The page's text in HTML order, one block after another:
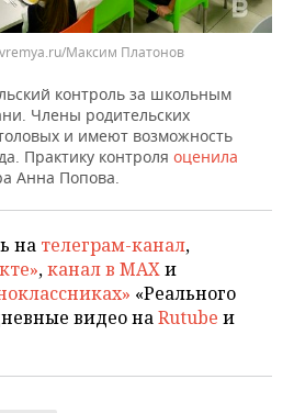
Максим Платонов
контроль за школьным
Члены родительских
и имеют возможность
Практику контроля оценила
Анна Попова.
на телеграм-канал,
,канал в MAXи
«Реального
видео наRutube и